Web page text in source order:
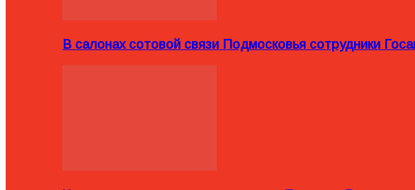
В салонах сотовой связи Подмосковья сотрудники